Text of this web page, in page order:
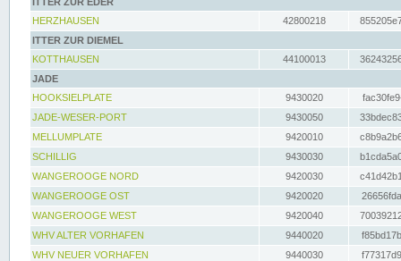
HERZHAUSEN
42800218
ITTER ZUR DIEMEL
KOTTHAUSEN
44100013
JADE
HOOKSIELPLATE
9430020
JADE-WESER-PORT
9430050
MELLUMPLATE
9420010
SCHILLIG
9430030
WANGEROOGE NORD
9420030
WANGEROOGE OST
9420020
WANGEROOGE WEST
9420040
WHV ALTER VORHAFEN
9440020
WHV NEUER VORHAFEN
9440030